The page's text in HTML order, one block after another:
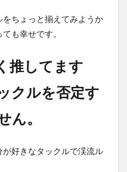
ちょっと揃えてみようか
も幸せです。
推してます
クルを否定す
ん。
好きなタックルで渓流ル